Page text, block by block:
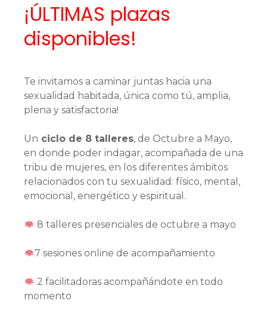
¡ÚLTIMAS plazas
disponibles!
Te invitamos a caminar juntas hacia una
sexualidad habitada, única como tú, amplia,
plena y satisfactoria!
Un ciclo de 8 talleres, de Octubre a Mayo,
en donde poder indagar, acompañada de una
tribu de mujeres, en los diferentes ámbitos
relacionados con tu sexualidad: físico, mental,
emocional, energético y espiritual.
8 talleres presenciales de octubre a mayo
7 sesiones online de acompañamiento
2 facilitadoras acompañándote en todo
momento